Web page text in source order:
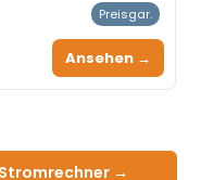
Preisgar.
Ansehen →
Stromrechner →